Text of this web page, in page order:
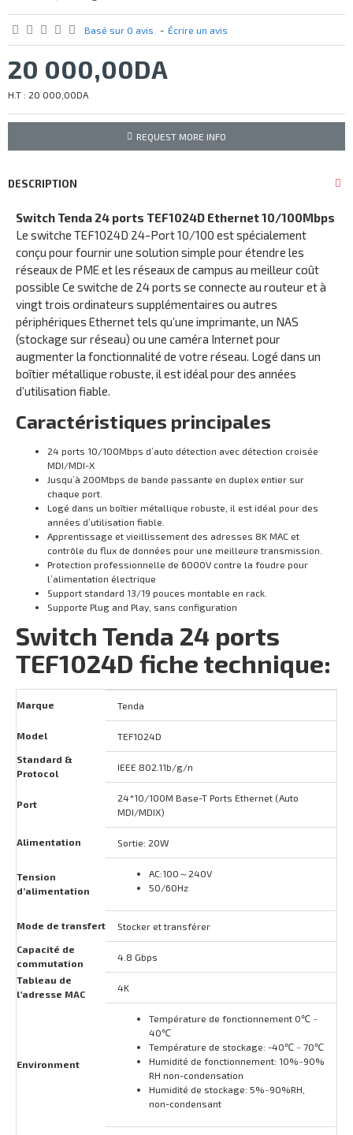
Basé sur 0 avis. - Écrire un avis
20 000,00DA
H.T : 20 000,00DA
REQUEST MORE INFO
DESCRIPTION
Switch Tenda 24 ports TEF1024D Ethernet 10/100Mbps
Le switche TEF1024D 24-Port 10/100 est spécialement
conçu pour fournir une solution simple pour étendre les
réseaux de PME et les réseaux de campus au meilleur coût
possible Ce switche de 24 ports se connecte au routeur et à
vingt trois ordinateurs supplémentaires ou autres
périphériques Ethernet tels qu’une imprimante, un NAS
(stockage sur réseau) ou une caméra Internet pour
augmenter la fonctionnalité de votre réseau. Logé dans un
boîtier métallique robuste, il est idéal pour des années
d’utilisation fiable.
Caractéristiques principales
24 ports 10/100Mbps d’auto détection avec détection croisée
MDI/MDI-X
Jusqu’à 200Mbps de bande passante en duplex entier sur
chaque port.
Logé dans un boîtier métallique robuste, il est idéal pour des
années d’utilisation fiable.
Apprentissage et vieillissement des adresses 8K MAC et
contrôle du flux de données pour une meilleure transmission.
Protection professionnelle de 6000V contre la foudre pour
l’alimentation électrique
Support standard 13/19 pouces montable en rack.
Supporte Plug and Play, sans configuration
Switch Tenda 24 ports
TEF1024D fiche technique:
Marque Tenda
Model TEF1024D
Standard &
Protocol
IEEE 802.11b/g/n
Port
24*10/100M Base-T Ports Ethernet (Auto
MDI/MDIX)
Alimentation Sortie: 20W
Tension
d’alimentation
AC:100～240V
50/60Hz
Mode de transfert Stocker et transférer
Capacité de
commutation
4.8 Gbps
Tableau de
l’adresse MAC
4K
Environment
Température de fonctionnement 0℃ ~
40℃
Température de stockage: -40℃ ~ 70℃
Humidité de fonctionnement: 10%~90%
RH non-condensation
Humidité de stockage: 5%~90%RH,
non-condensant